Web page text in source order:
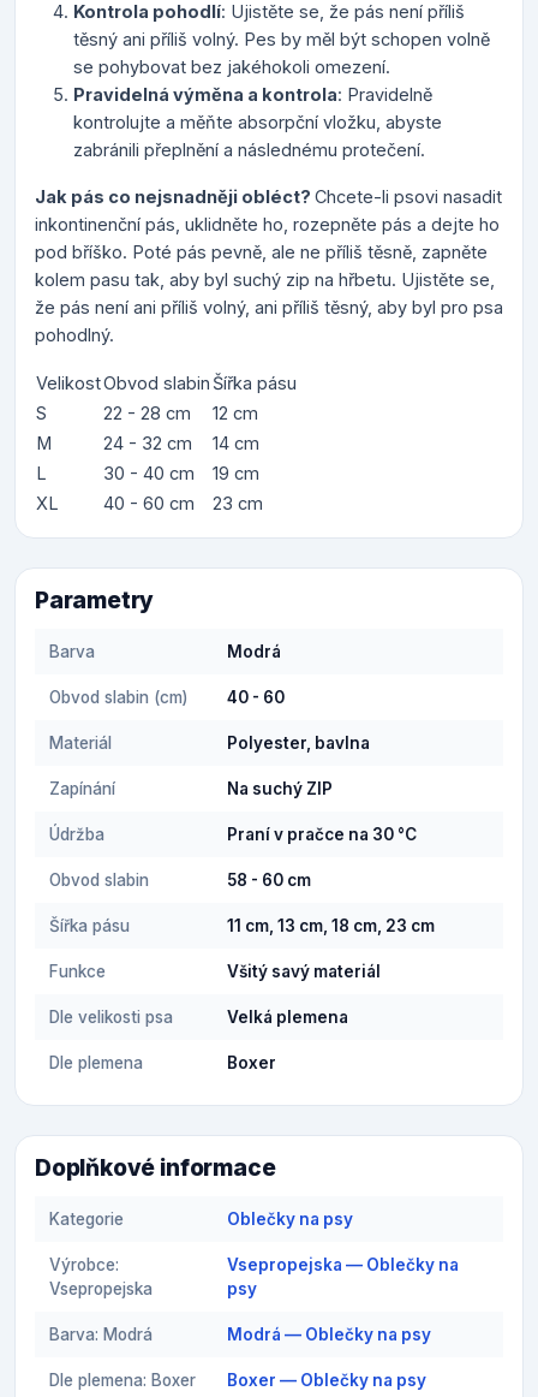
Kontrola pohodlí: Ujistěte se, že pás není příliš
těsný ani příliš volný. Pes by měl být schopen volně
se pohybovat bez jakéhokoli omezení.
Pravidelná výměna a kontrola: Pravidelně
kontrolujte a měňte absorpční vložku, abyste
zabránili přeplnění a následnému protečení.
Jak pás co nejsnadněji obléct? Chcete-li psovi nasadit
inkontinenční pás, uklidněte ho, rozepněte pás a dejte ho
pod bříško. Poté pás pevně, ale ne příliš těsně, zapněte
kolem pasu tak, aby byl suchý zip na hřbetu. Ujistěte se,
že pás není ani příliš volný, ani příliš těsný, aby byl pro psa
pohodlný.
VelikostObvod slabin Šířka pásu
S
22 - 28 cm
12 cm
M
24 - 32 cm
14 cm
L
30 - 40 cm
19 cm
XL
40 - 60 cm 23 cm
Parametry
Barva Modrá
Obvod slabin (cm) 40 - 60
Materiál Polyester, bavlna
Zapínání Na suchý ZIP
Údržba Praní v pračce na 30 °C
Obvod slabin 58 - 60 cm
Šířka pásu 11 cm, 13 cm, 18 cm, 23 cm
Funkce Všitý savý materiál
Dle velikosti psa Velká plemena
Dle plemena Boxer
Doplňkové informace
Kategorie Oblečky na psy
Výrobce:
Vsepropejska
Vsepropejska — Oblečky na
psy
Barva: Modrá Modrá — Oblečky na psy
Dle plemena: Boxer Boxer — Oblečky na psy